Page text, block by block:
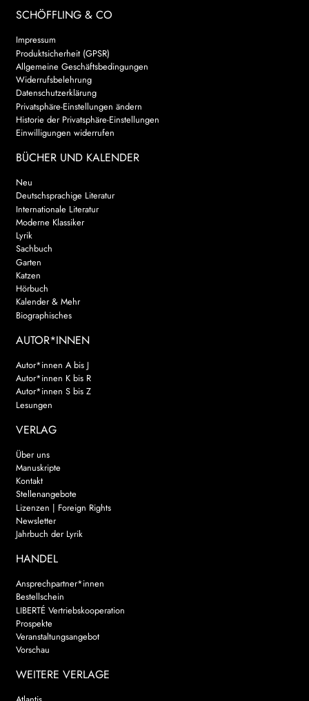
SCHÖFFLING & CO
Impressum
Produktsicherheit (GPSR)
Allgemeine Geschäftsbedingungen
Widerrufsbelehrung
Datenschutzerklärung
Privatsphäre-Einstellungen ändern
Historie der Privatsphäre-Einstellungen
Einwilligungen widerrufen
BÜCHER UND KALENDER
Neu
Deutschsprachige Literatur
Internationale Literatur
Moderne Klassiker
Lyrik
Sachbuch
Garten
Katzen
Hörbuch
Kalender & Mehr
Biographisches
AUTOR*INNEN
Autor*innen A bis J
Autor*innen K bis R
Autor*innen S bis Z
Lesungen
VERLAG
Über uns
Manuskripte
Kontakt
Stellenangebote
Lizenzen | Foreign Rights
Newsletter
Jahrbuch der Lyrik
HANDEL
Ansprechpartner*innen
Bestellschein
LIBERTÉ Vertriebskooperation
Prospekte
Veranstaltungsangebot
Vorschau
WEITERE VERLAGE